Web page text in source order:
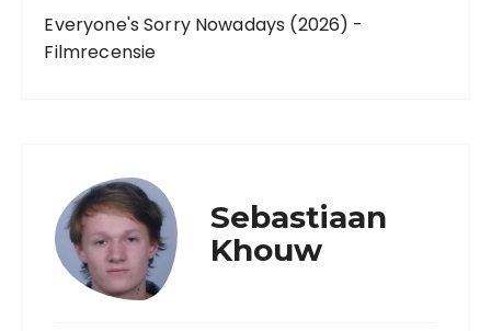
Everyone's Sorry Nowadays (2026) -
Filmrecensie
Sebastiaan
Khouw